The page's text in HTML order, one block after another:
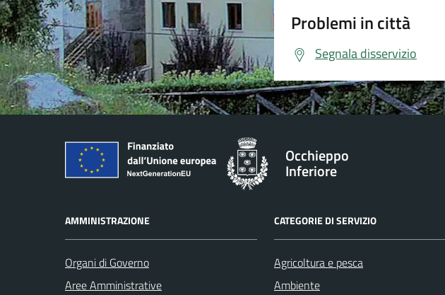
Problemi in città
Segnala disservizio
Occhieppo
Inferiore
AMMINISTRAZIONE
Organi di Governo
Aree Amministrative
CATEGORIE DI SERVIZIO
Agricoltura e pesca
Ambiente